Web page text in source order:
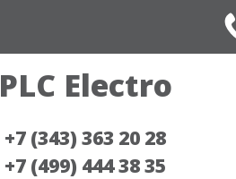
PLC Electro
+7 (343) 363 20 28
+7 (499) 444 38 35